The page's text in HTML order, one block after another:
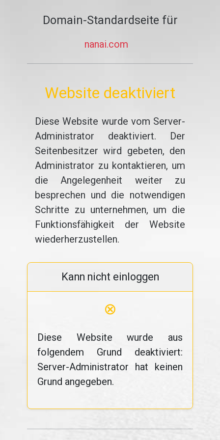
Domain-Standardseite für
nanai.com
Website deaktiviert
Diese Website wurde vom Server-
Administrator deaktiviert. Der
Seitenbesitzer wird gebeten, den
Administrator zu kontaktieren, um
die Angelegenheit weiter zu
besprechen und die notwendigen
Schritte zu unternehmen, um die
Funktionsfähigkeit der Website
wiederherzustellen.
Kann nicht einloggen
⊗
Diese Website wurde aus
folgendem Grund deaktiviert:
Server-Administrator hat keinen
Grund angegeben.